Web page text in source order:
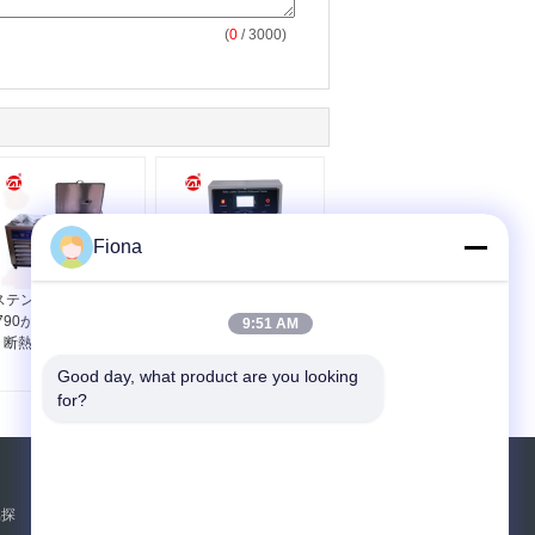
(0 / 3000)
テンレス鋼ASTM D
が付いている靴の
断熱材の革試験機
アム品質 フレキシブル
Fiona
9:51 AM
Good day, what product are you looking
for?